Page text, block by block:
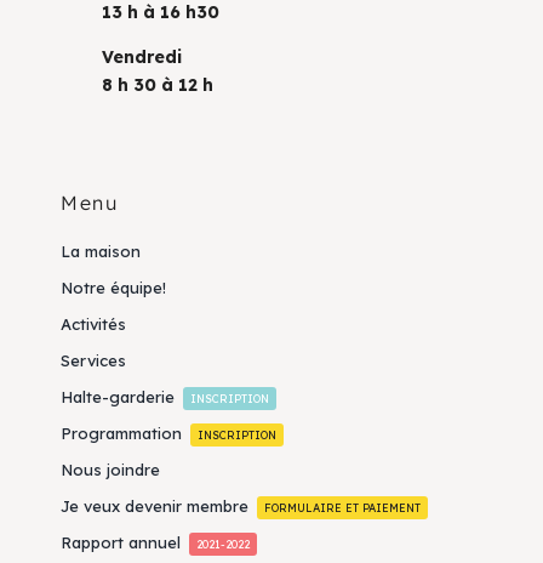
13 h à 16 h30
Vendredi
8 h 30 à 12 h
Menu
La maison
Notre équipe!
Activités
Services
Halte-garderie
INSCRIPTION
Programmation INSCRIPTION
Nous joindre
Je veux devenir membre
FORMULAIRE ET PAIEMENT
Rapport annuel 2021-2022